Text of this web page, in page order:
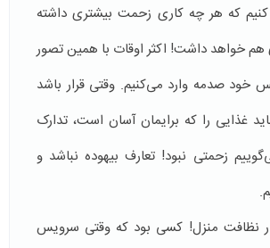
که هر چه کاری زحمت بیشتری داشته
هم خواهد داشت! اکثر اوقات با همین تصور
خود صدمه وارد می‌کنیم. وقتی قرار باشد
غذایی را که برایمان آسان است، تدارک
زحمتی نبود! تعارف بیهوده نباشد و
نظافت منزل! کسی بود که وقتی سرویس